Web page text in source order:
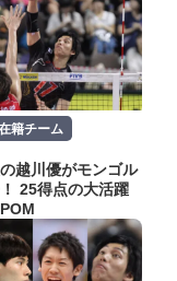
籍チーム
越川優がモンゴル
25得点の大活躍